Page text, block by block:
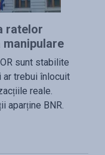
ratelor
manipulare
sunt stabilite
ar trebui înlocuit
reale.
aparține BNR.